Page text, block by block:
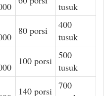
tusuk
80 porsi
400
tusuk
100 porsi 500
tusuk
140 porsi 700